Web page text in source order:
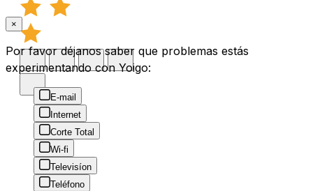
×
Por favor déjanos saber que problemas estás
experimentando con Yoigo:
E-mail
Internet
Corte Total
Wi-fi
Televisíon
Teléfono